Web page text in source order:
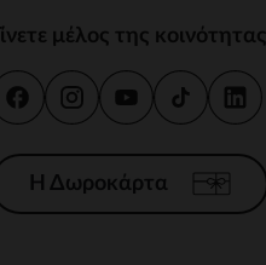
Γίνετε μέλος της κοινότητας
Η Δωροκάρτα